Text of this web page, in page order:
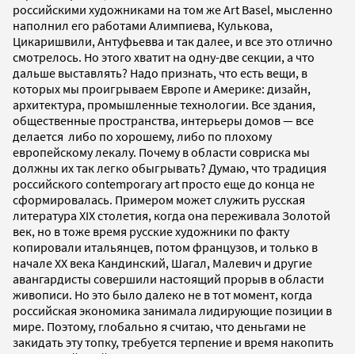
российскими художниками на том же Аrt Basel, мысленно
наполнил его работами Алимпиева, Кулькова,
Цикаришвили, Антуфьевва и так далее, и все это отлично
смотрелось. Но этого хватит на одну-две секции, а что
дальше выставлять? Надо признать, что есть вещи, в
которых мы проигрываем Европе и Америке: дизайн,
архитектура, промышленные технологии. Все здания,
общественные пространства, интерьеры домов — все
делается либо по хорошему, либо по плохому
европейскому лекалу. Почему в области совриска мы
должны их так легко обыгрывать? Думаю, что традиция
российского contemporary art просто еще до конца не
сформировалась. Примером может служить русская
литература XIX столетия, когда она переживала Золотой
век, но в тоже время русские художники по факту
копировали итальянцев, потом французов, и только в
начале XX века Кандинский, Шагал, Малевич и другие
авангардисты совершили настоящий прорыв в области
живописи. Но это было далеко не в тот момент, когда
российская экономика занимала лидирующие позиции в
мире. Поэтому, глобально я считаю, что деньгами не
закидать эту топку, требуется терпение и время накопить